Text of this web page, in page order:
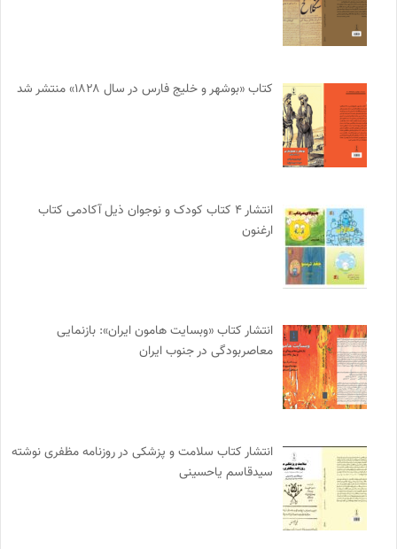
کتاب «بوشهر و خلیج فارس در سال ۱۸۲۸» منتشر شد
انتشار ۴ کتاب کودک و نوجوان ذیل آکادمی کتاب
ارغنون
انتشار کتاب «وبسایت هامون ایران»: بازنمایی
معاصربودگی در جنوب ایران
انتشار کتاب سلامت و پزشکی در روزنامه مظفری نوشته
سیدقاسم یاحسینی